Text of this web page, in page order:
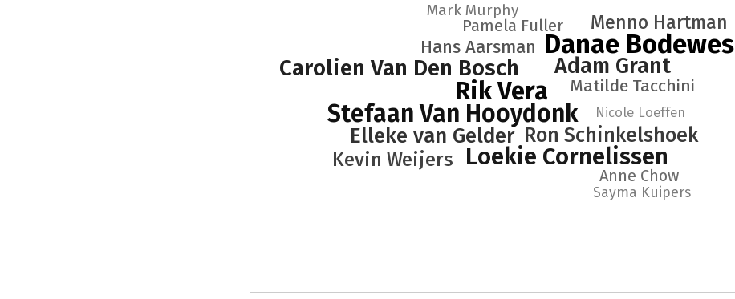
Danae Bodewes
Rik Vera
Stefaan Van Hooydonk
Loekie Cornelissen
Carolien Van Den Bosch Adam Grant
Elleke van Gelder Ron Schinkelshoek
Kevin Weijers
Menno Hartman
Hans Aarsman
Matilde Tacchini
Pamela Fuller
Anne Chow
Mark Murphy
Sayma Kuipers
Nicole Loeffen